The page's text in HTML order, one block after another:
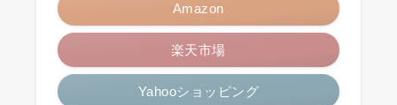
Amazon
楽天市場
Yahooショッピング